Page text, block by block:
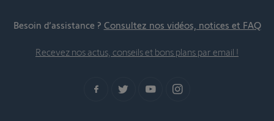
Besoin d’assistance ? Consultez nos vidéos, notices et FAQ
Recevez nos actus, conseils et bons plans par email !